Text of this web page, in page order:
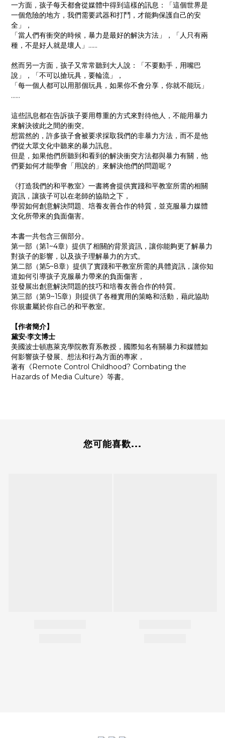
一方面，孩子每天都會從媒體中得到這樣的訊息：「這個世界是
一個危險的地方，我們需要武器和打鬥，才能夠保護自己的安
全」，
「當人們有衝突的時候，暴力是最好的解決方法」，「人只有兩
種，不是好人就是壞人」……
然而另一方面，孩子又常常聽到大人說：「不要動手，用嘴巴
說」，「不可以搶玩具，要輪流」，
「每一個人都可以用那個玩具，如果你不會分享，你就不能玩」
……
這些訊息都在告訴孩子要用尊重的方式來對待他人，不能用暴力
來解決彼此之間的衝突。
想當然的，許多孩子會被要求採取我們的非暴力方法，而不是他
們從大眾文化中聽來的暴力訊息。
但是，如果他們所聽到和看到的解決衝突方法都與暴力有關，他
們要如何才能學會「用說的」來解決他們的問題呢？
《打造我們的和平教室》一書將會提供實踐和平教室所需的相關
資訊，讓孩子可以在老師的協助之下，
學習如何創意解決問題、培養友善合作的特質，並克服暴力媒體
文化所帶來的負面傷害。
本書一共包含三個部分。
第一部（第1~4章）提供了相關的背景資訊，讓你能夠更了解暴力
對孩子的影響，以及孩子理解暴力的方式。
第二部（第5~8章）提供了實踐和平教室所需的具體資訊，讓你知
道如何引導孩子克服暴力帶來的負面傷害，
並發展出創意解決問題的技巧和培養友善合作的特質。
第三部（第9~15章）則提供了各種實用的策略和活動，藉此協助
你規畫屬於你自己的和平教室。
【作者簡介】
黛安‧李文博士
美國波士頓惠萊克學院教育系教授，國際知名有關暴力和媒體如
何影響孩子發展、想法和行為方面的專家，
著有《Remote Control Childhood? Combating the
Hazards of Media Culture》等書。
您可能喜歡...